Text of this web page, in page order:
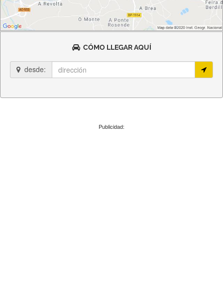
CÓMO LLEGAR AQUÍ
desde:
Publicidad: